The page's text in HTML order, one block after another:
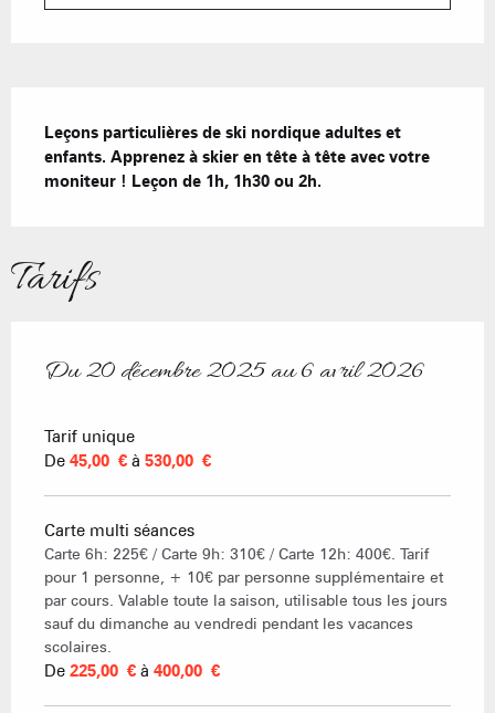
Leçons particulières de ski nordique adultes et
enfants. Apprenez à skier en tête à tête avec votre
moniteur ! Leçon de 1h, 1h30 ou 2h.
Tarifs
Du20 décembre 2025au6 avril 2026
Du20 décembre 2025au6 avril 2026
Tarif unique
De 45,00 € à 530,00 €
Carte multi séances
Carte 6h: 225€ / Carte 9h: 310€ / Carte 12h: 400€. Tarif
pour 1 personne, + 10€ par personne supplémentaire et
par cours. Valable toute la saison, utilisable tous les jours
sauf du dimanche au vendredi pendant les vacances
scolaires.
De 225,00 € à 400,00 €